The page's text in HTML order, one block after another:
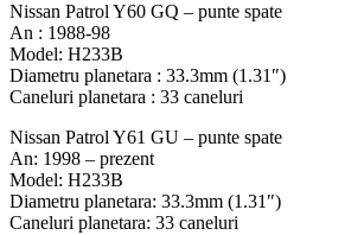
Nissan Patrol Y60 GQ – punte spate
An : 1988-98
Model: H233B
Diametru planetara : 33.3mm (1.31″)
Caneluri planetara : 33 caneluri
Nissan Patrol Y61 GU – punte spate
An: 1998 – prezent
Model: H233B
Diametru planetara: 33.3mm (1.31″)
Caneluri planetara: 33 caneluri